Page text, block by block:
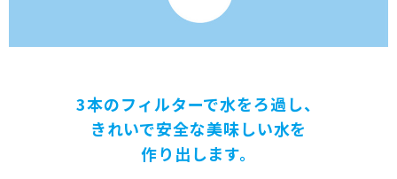
3本のフィルターで水をろ過し、
きれいで安全な美味しい水を
作り出します。